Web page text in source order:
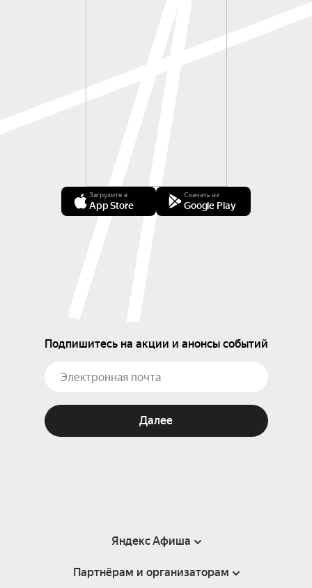
Загрузите в
App Store
Скачать из
Google Play
Подпишитесь на акции и анонсы событий
Далее
Яндекс Афиша
Справка
Партнёрам и организаторам